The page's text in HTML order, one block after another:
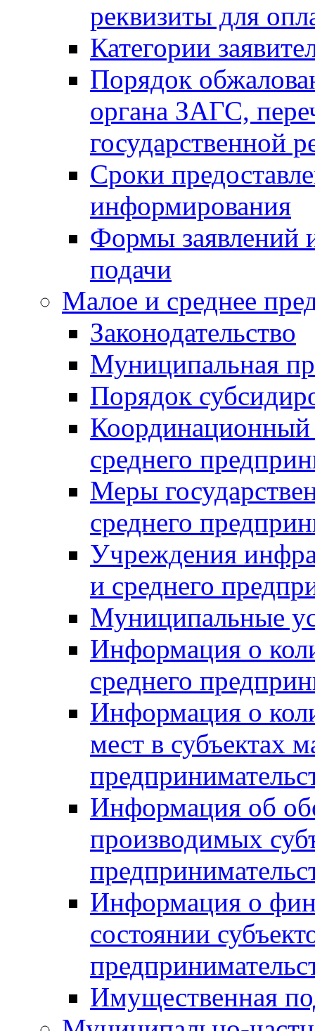
реквизиты для
Категории
Порядок
органа ЗАГС,
государственной
Сроки
информирования
Формы заявлений
подачи
Малое и среднее
Законодательство
Муниципальная
Порядок
Координационный
среднего
Меры
среднего
Учреждения
и среднего
Муниципальные
Информация о
среднего
Информация о
мест в субъектах
Информация об
производимых
Информация о
состоянии
Имущественная